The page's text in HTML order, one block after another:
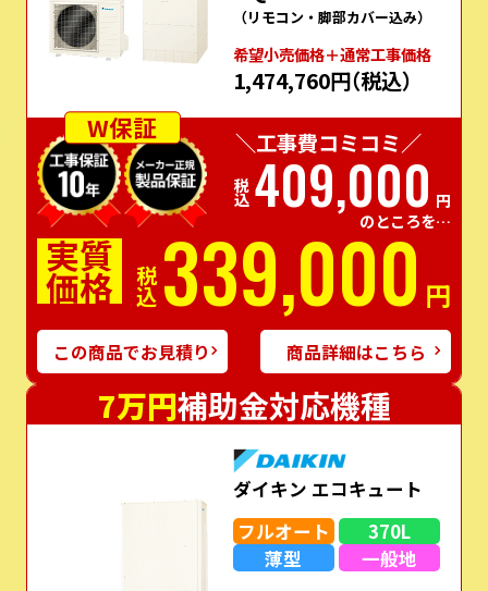
（リモコン・脚部カバー込み）
希望⼩売価格＋通常⼯事価格
1,474,760円（税込）
W保証
＼工事費コミコミ／
税込409,000 円
のところを…
実質
価格 税込339,000 円
この商品でお見積り 商品詳細はこちら
7万円補助金対応機種
ダイキン エコキュート
フルオート
370L
薄型
一般地